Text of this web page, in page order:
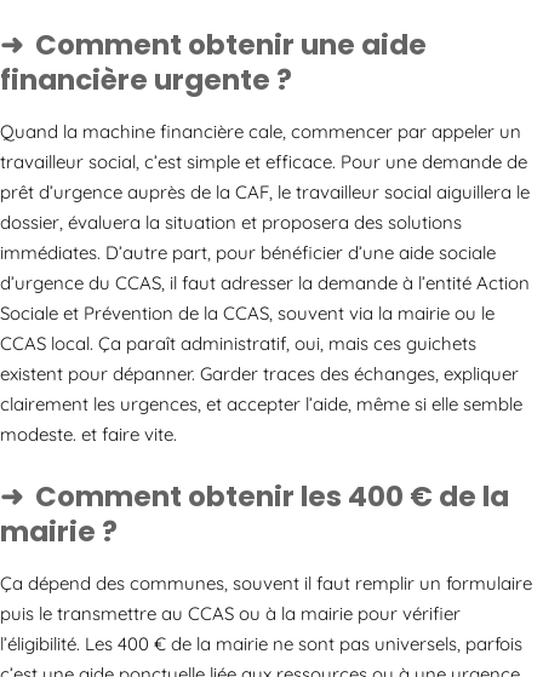
Comment obtenir une aide
financière urgente ?
Quand la machine financière cale, commencer par appeler un
travailleur social, c’est simple et efficace. Pour une demande de
prêt d’urgence auprès de la CAF, le travailleur social aiguillera le
dossier, évaluera la situation et proposera des solutions
immédiates. D’autre part, pour bénéficier d’une aide sociale
d’urgence du CCAS, il faut adresser la demande à l’entité Action
Sociale et Prévention de la CCAS, souvent via la mairie ou le
CCAS local. Ça paraît administratif, oui, mais ces guichets
existent pour dépanner. Garder traces des échanges, expliquer
clairement les urgences, et accepter l’aide, même si elle semble
modeste. et faire vite.
Comment obtenir les 400 € de la
mairie ?
Ça dépend des communes, souvent il faut remplir un formulaire
puis le transmettre au CCAS ou à la mairie pour vérifier
l’éligibilité. Les 400 € de la mairie ne sont pas universels, parfois